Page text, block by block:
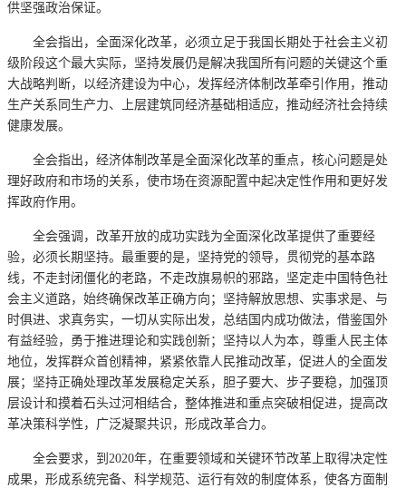
供坚强政治保证。
全会指出，全面深化改革，必须立足于我国长期处于社会主义初
级阶段这个最大实际，坚持发展仍是解决我国所有问题的关键这个重
大战略判断，以经济建设为中心，发挥经济体制改革牵引作用，推动
生产关系同生产力、上层建筑同经济基础相适应，推动经济社会持续
健康发展。
全会指出，经济体制改革是全面深化改革的重点，核心问题是处
理好政府和市场的关系，使市场在资源配置中起决定性作用和更好发
挥政府作用。
全会强调，改革开放的成功实践为全面深化改革提供了重要经
验，必须长期坚持。最重要的是，坚持党的领导，贯彻党的基本路
线，不走封闭僵化的老路，不走改旗易帜的邪路，坚定走中国特色社
会主义道路，始终确保改革正确方向；坚持解放思想、实事求是、与
时俱进、求真务实，一切从实际出发，总结国内成功做法，借鉴国外
有益经验，勇于推进理论和实践创新；坚持以人为本，尊重人民主体
地位，发挥群众首创精神，紧紧依靠人民推动改革，促进人的全面发
展；坚持正确处理改革发展稳定关系，胆子要大、步子要稳，加强顶
层设计和摸着石头过河相结合，整体推进和重点突破相促进，提高改
革决策科学性，广泛凝聚共识，形成改革合力。
全会要求，到2020年，在重要领域和关键环节改革上取得决定性
成果，形成系统完备、科学规范、运行有效的制度体系，使各方面制